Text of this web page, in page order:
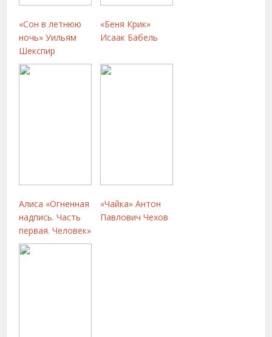
«Сон в летнюю
ночь» Уильям
Шекспир
«Беня Крик»
Исаак Бабель
Алиса «Огненная
надпись. Часть
первая. Человек»
«Чайка» Антон
Павлович Чехов